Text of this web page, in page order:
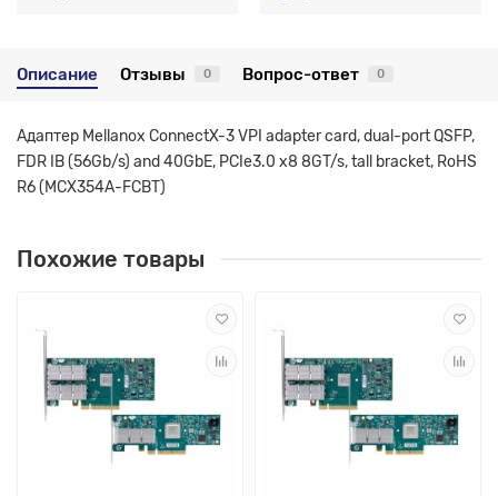
Описание Отзывы 0 Вопрос-ответ 0
Адаптер Mellanox ConnectX-3 VPI adapter card, dual-port QSFP,
FDR IB (56Gb/s) and 40GbE, PCIe3.0 x8 8GT/s, tall bracket, RoHS
R6 (MCX354A-FCBT)
Похожие товары